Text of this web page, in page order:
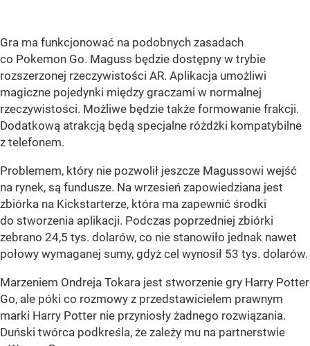
Gra ma funkcjonować na podobnych zasadach
co Pokemon Go. Maguss będzie dostępny w trybie
rozszerzonej rzeczywistości AR. Aplikacja umożliwi
magiczne pojedynki między graczami w normalnej
rzeczywistości. Możliwe będzie także formowanie frakcji.
Dodatkową atrakcją będą specjalne różdżki kompatybilne
z telefonem.
Problemem, który nie pozwolił jeszcze Magussowi wejść
na rynek, są fundusze. Na wrzesień zapowiedziana jest
zbiórka na Kickstarterze, która ma zapewnić środki
do stworzenia aplikacji. Podczas poprzedniej zbiórki
zebrano 24,5 tys. dolarów, co nie stanowiło jednak nawet
połowy wymaganej sumy, gdyż cel wynosił 53 tys. dolarów.
Marzeniem Ondreja Tokara jest stworzenie gry Harry Potter
Go, ale póki co rozmowy z przedstawicielem prawnym
marki Harry Potter nie przyniosły żadnego rozwiązania.
Duński twórca podkreśla, że zależy mu na partnerstwie